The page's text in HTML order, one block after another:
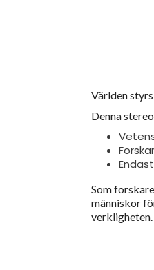
Världen
Denna
Som
människor
verkligheten.